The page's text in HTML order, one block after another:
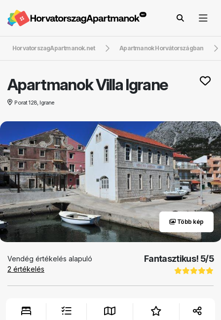
HorvatorszagApartmanok.net Apartmanok Horvátországban
Apartmanok Villa Igrane
Porat 128, Igrane
Több kép
Vendég értékelés alapuló
2 értékelés
Fantasztikus! 5/5